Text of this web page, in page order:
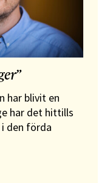
har blivit en
har det hittills
den förda